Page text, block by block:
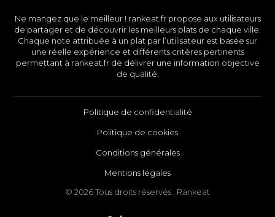
Ne mangez que le meilleur ! rankeat.fr propose aux utilisateurs
de partager et de découvrir les meilleurs plats de chaque ville.
Chaque note attribuée à un plat par l’utilisateur est basée sur
une réelle expérience et différents critères pertinents
permettant à rankeat.fr de délivrer une information objective
de qualité.
Politique de confidentialité
Politique de cookies
Conditions générales
Mentions légales
© 2026 Tous droits réservés . Rankeat